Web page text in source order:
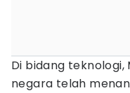
Di bidang
negara telah